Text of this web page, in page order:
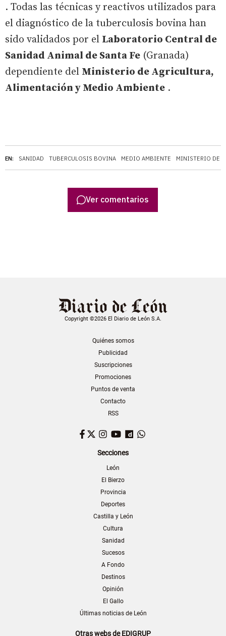
EN: SANIDAD TUBERCULOSIS BOVINA MEDIO AMBIENTE MINISTERIO DE
. Todas las técnicas y reactivos utilizados para
el diagnóstico de la tuberculosis bovina han
sido validados por el Laboratorio Central de
Sanidad Animal de Santa Fe (Granada)
dependiente del Ministerio de Agricultura,
Alimentación y Medio Ambiente .
Ver comentarios
Copyright ©2026 El Diario de León S.A.
Quiénes somos
Publicidad
Suscripciones
Promociones
Puntos de venta
Contacto
RSS
Facebook
TwitterInstagram
YouTubeDailymotion
Secciones
León
El Bierzo
Provincia
Deportes
Castilla y León
Cultura
Sanidad
Sucesos
A Fondo
Destinos
Opinión
El Gallo
Últimas noticias de León
Otras webs de EDIGRUP